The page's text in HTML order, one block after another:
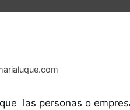
las personas o